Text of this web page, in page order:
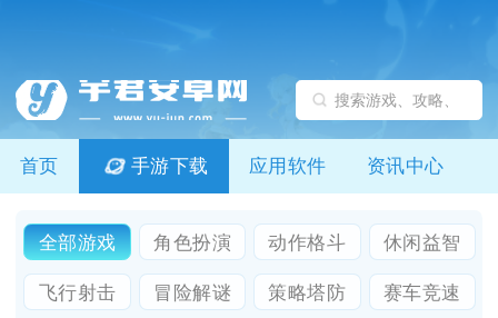
首页 手游下载 应用软件 资讯中心
全部游戏 角色扮演 动作格斗 休闲益智
飞行射击 冒险解谜 策略塔防 赛车竞速